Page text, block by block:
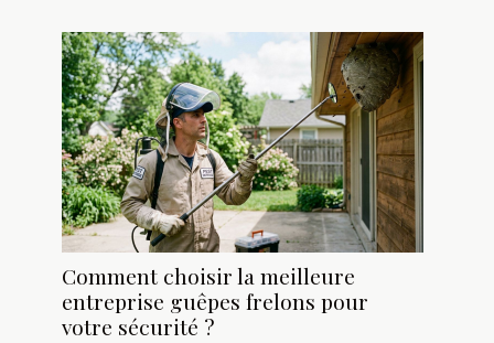
Comment choisir la meilleure
entreprise guêpes frelons pour
votre sécurité ?